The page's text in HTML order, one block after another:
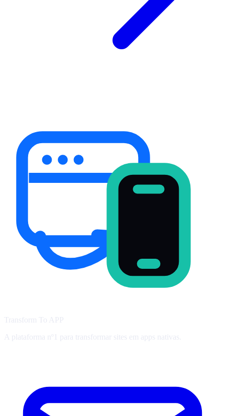
Transform To APP
A plataforma nº1 para transformar sites em apps nativas.